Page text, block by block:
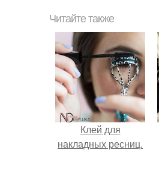
Читайте также
Клей для
накладных ресниц.